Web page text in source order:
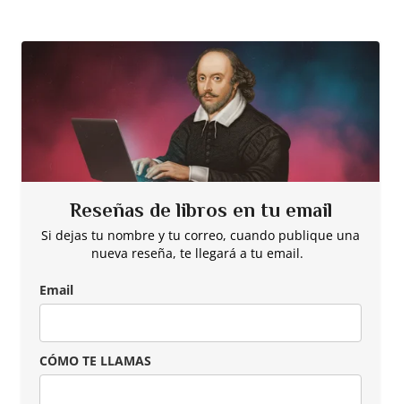
Reseñas de libros en tu email
Si dejas tu nombre y tu correo, cuando publique una
nueva reseña, te llegará a tu email.
Email
CÓMO TE LLAMAS